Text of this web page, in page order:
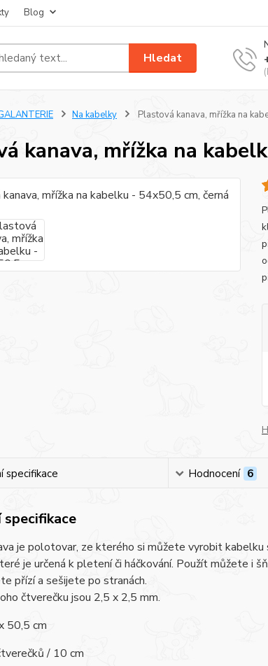
Blog
Hledat
Na kabelky Plastová kanava, mřížka na
kanava, mřížka na
specifikace Hodnocení 6
je polotovar, ze kterého si můžete vyrobit
je určená k pletení či háčkování. Použít můžete i
přízí a sešijete po stranách.
čtverečku jsou 2,5 x 2,5 mm.
50,5 cm
/ 10 cm